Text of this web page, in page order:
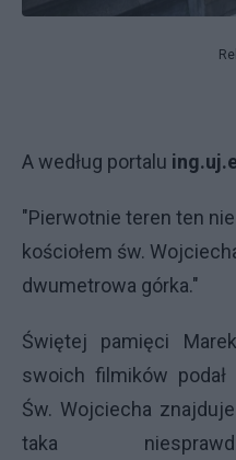
A według portalu
"Pierwotnie teren ten nie
kościołem św.
dwumetrowa górka."
Świętej pamięci
swoich filmików
Św. Wojciecha
taka